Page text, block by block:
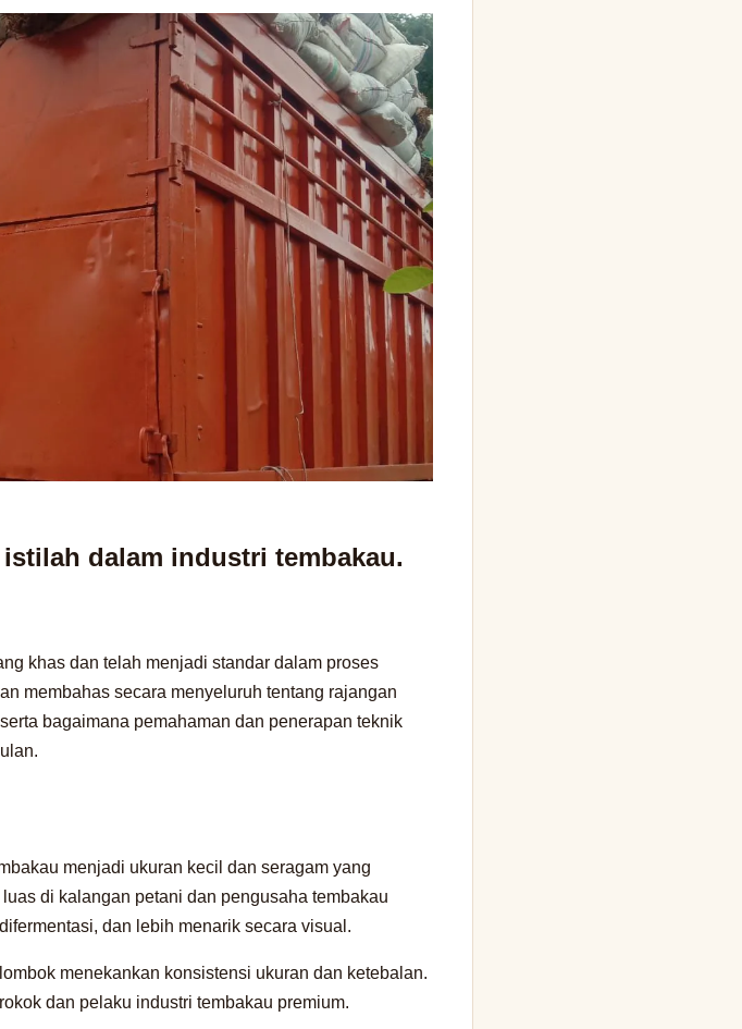
dalam industri tembakau.
khas dan telah menjadi standar dalam proses
membahas secara menyeluruh tentang rajangan
bagaimana pemahaman dan penerapan teknik
menjadi ukuran kecil dan seragam yang
di kalangan petani dan pengusaha tembakau
dan lebih menarik secara visual.
menekankan konsistensi ukuran dan ketebalan.
dan pelaku industri tembakau premium.